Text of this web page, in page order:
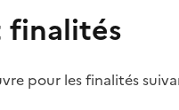
finalités
pour les finalités